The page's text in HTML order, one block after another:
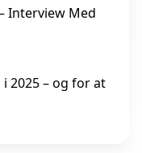
Interview Med
2025 – og for at